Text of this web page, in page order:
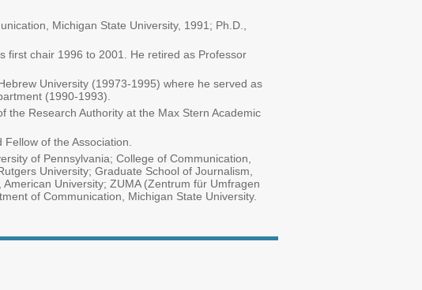
Michigan State University, 1991; Ph.D.,
first chair 1996 to 2001. He retired as Professor
University (19973-1995) where he served as
(1990-1993).
the Research Authority at the Max Stern Academic
of the Association.
of Pennsylvania; College of Communication,
University; Graduate School of Journalism,
University; ZUMA (Zentrum für Umfragen
of Communication, Michigan State University.